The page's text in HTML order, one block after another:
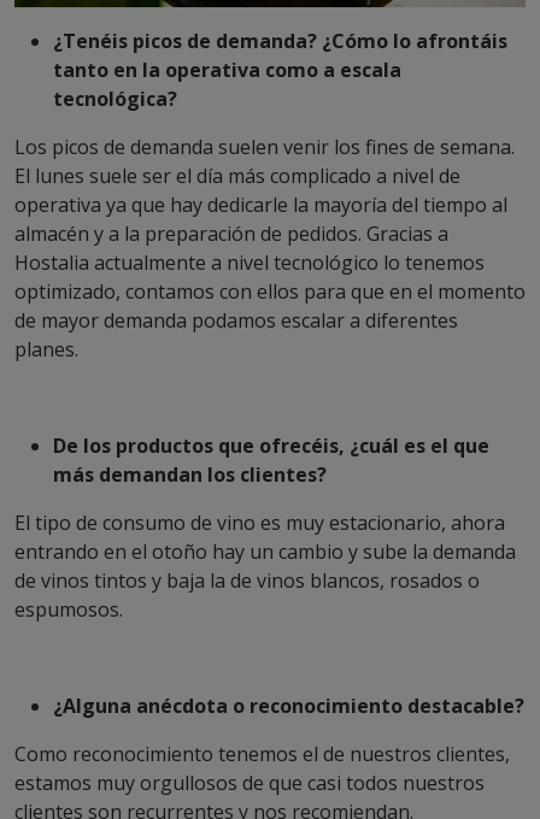
¿Tenéis picos de demanda? ¿Cómo lo afrontáis
tanto en la operativa como a escala
tecnológica?
Los picos de demanda suelen venir los fines de semana.
El lunes suele ser el día más complicado a nivel de
operativa ya que hay dedicarle la mayoría del tiempo al
almacén y a la preparación de pedidos. Gracias a
Hostalia actualmente a nivel tecnológico lo tenemos
optimizado, contamos con ellos para que en el momento
de mayor demanda podamos escalar a diferentes
planes.
De los productos que ofrecéis, ¿cuál es el que
más demandan los clientes?
El tipo de consumo de vino es muy estacionario, ahora
entrando en el otoño hay un cambio y sube la demanda
de vinos tintos y baja la de vinos blancos, rosados o
espumosos.
¿Alguna anécdota o reconocimiento destacable?
Como reconocimiento tenemos el de nuestros clientes,
estamos muy orgullosos de que casi todos nuestros
clientes son recurrentes y nos recomiendan.